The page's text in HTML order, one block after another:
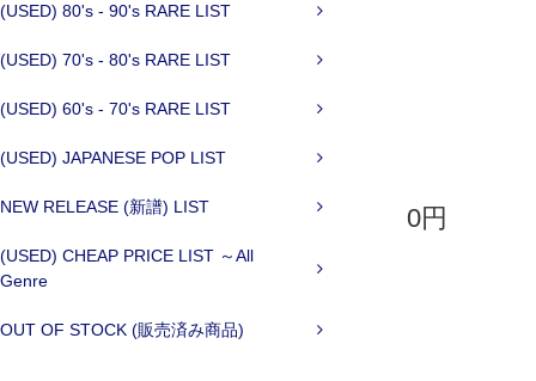
(USED) 80's - 90's RARE LIST
(USED) 70's - 80's RARE LIST
(USED) 60's - 70's RARE LIST
(USED) JAPANESE POP LIST
NEW RELEASE (新譜) LIST
(USED) CHEAP PRICE LIST ～All
Genre
OUT OF STOCK (販売済み商品)
0円